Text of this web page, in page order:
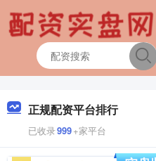
正规配资平台排行
已收录999+家平台